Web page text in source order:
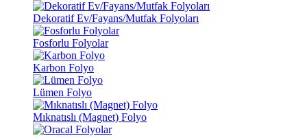
Dekoratif Ev/Fayans/Mutfak Folyoları
Fosforlu Folyolar
Karbon Folyo
Lümen Folyo
Mıknatıslı (Magnet) Folyo